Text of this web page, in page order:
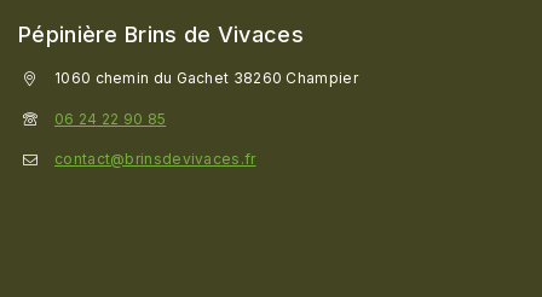
Pépinière Brins de Vivaces
1060 chemin du Gachet 38260 Champier
06 24 22 90 85
contact@brinsdevivaces.fr